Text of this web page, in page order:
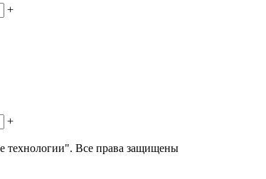
+
+
Все права защищены